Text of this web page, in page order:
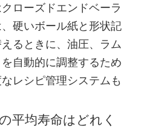
ローズドエンドベーラ
硬いボール紙と形状記
るときに、油圧、ラム
自動的に調整するため
レシピ管理システムも
平均寿命はどれく